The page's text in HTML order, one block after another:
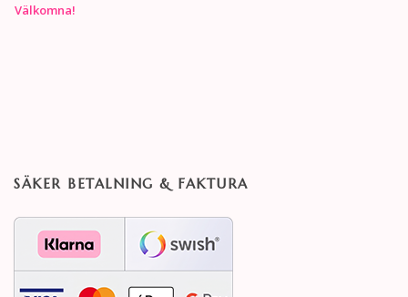
Välkomna!
SÄKER BETALNING & FAKTURA